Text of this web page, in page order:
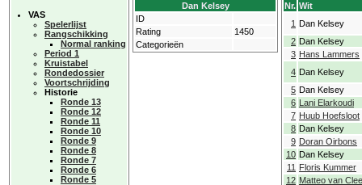
VAS
Spelerlijst
Rangschikking
Normal ranking
Period 1
Kruistabel
Rondedossier
Voortschrijding
Historie
Ronde 13
Ronde 12
Ronde 11
Ronde 10
Ronde 9
Ronde 8
Ronde 7
Ronde 6
Ronde 5
Dan Kelsey
ID
Rating
1450
Categorieën
Nr. Wit
1 Dan Kelsey
2 Dan Kelsey
3 Hans Lammers
4 Dan Kelsey
5 Dan Kelsey
6 Lani Elarkoudi
7 Huub Hoefsloot
8 Dan Kelsey
9 Doran Oirbons
10 Dan Kelsey
11 Floris Kummer
12 Matteo van